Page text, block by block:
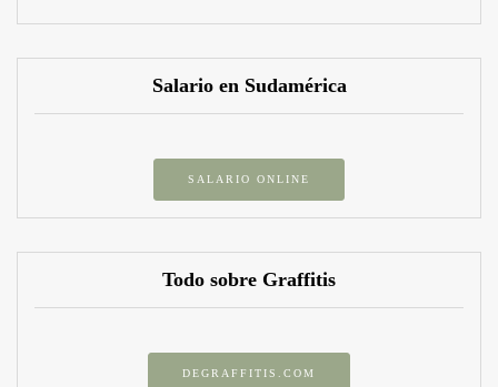
Salario en Sudamérica
SALARIO ONLINE
Todo sobre Graffitis
DEGRAFFITIS.COM